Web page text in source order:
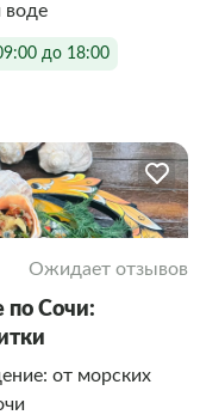
воде
до 18:00
Ожидает отзывов
по Сочи:
от морских